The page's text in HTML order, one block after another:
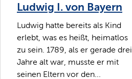
Ludwig I. von Bayern
Ludwig hatte bereits als Kind
erlebt, was es heißt, heimatlos
zu sein. 1789, als er gerade drei
Jahre alt war, musste er mit
seinen Eltern vor den...